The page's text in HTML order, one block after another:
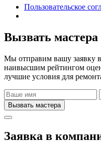
Пользовательское
Вызвать мастера
Мы отправим вашу заявку
наивысшим рейтингом
лучшие условия для
Заявка в